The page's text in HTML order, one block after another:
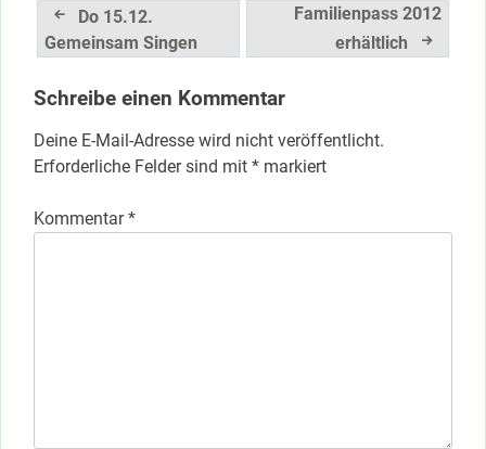
Beitragsnavigation
Do 15.12.
Gemeinsam Singen
Familienpass 2012
erhältlich
Schreibe einen Kommentar
Deine E-Mail-Adresse wird nicht veröffentlicht.
Erforderliche Felder sind mit * markiert
Kommentar*